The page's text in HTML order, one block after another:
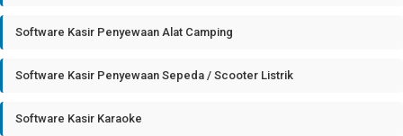
Software Kasir Penyewaan Alat Camping
Software Kasir Penyewaan Sepeda / Scooter Listrik
Software Kasir Karaoke